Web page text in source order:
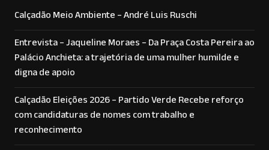
Calçadão Meio Ambiente – André Luis Ruschi
Entrevista – Jaqueline Moraes – Da Praça Costa Pereira ao
Palácio Anchieta: a trajetória de uma mulher humilde e
digna de apoio
Calçadão Eleições 2026 – Partido Verde Recebe reforço
com candidaturas de nomes com trabalho e
reconhecimento